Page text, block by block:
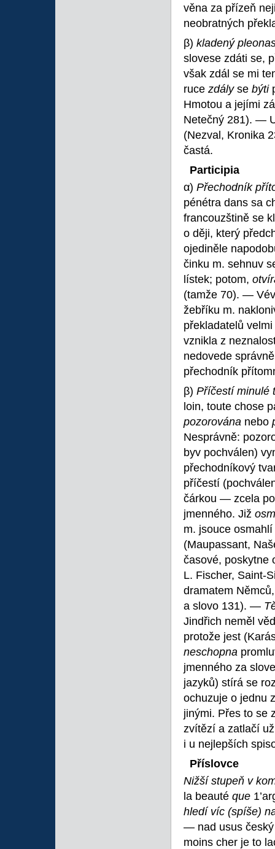
věna za přízeň
neobratných
β) kladený
slovese zdáti se,
však zdál se mi
ruce zdály se býti
Hmotou a jejími
Netečný 281). —
(Nezval, Kronika
častá.
Participia
α) Přechodník
pénétra dans sa
francouzštině se
o ději, který
ojediněle
činku m. sehnuv
lístek; potom,
(tamže 70). —
žebříku m.
překladatelů
vznikla z
nedovede
přechodník
β) Příčestí minulé
loin, toute chose
pozorována nebo
Nesprávně:
byv pochválen)
přechodníkový
příčestí
čárkou — zcela
jmenného. Již
m. jsouce
(Maupassant,
časové, poskytne
L. Fischer, Saint-
dramatem
a slovo 131). —
Jindřich neměl
protože jest
neschopna
jmenného za
jazyků) stírá se
ochuzuje o jednu
jinými. Přes to se
zvítězí a zatlačí
i u nejlepších
Příslovce
Nižší stupeň v
la beauté que
hledí víc (spíše)
— nad usus český
moins cher je to